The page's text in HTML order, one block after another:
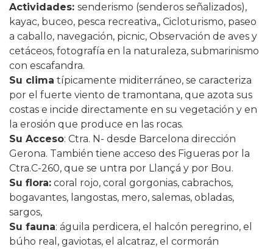
Actividades: senderismo (senderos señalizados),
kayac, buceo, pesca recreativa,, Cicloturismo, paseo
a caballo, navegación, picnic, Observación de aves y
cetáceos, fotografía en la naturaleza, submarinismo
con escafandra.
Su clima típicamente miditerráneo, se caracteriza
por el fuerte viento de tramontana, que azota sus
costas e incide directamente en su vegetación y en
la erosión que produce en las rocas.
Su Acceso: Ctra. N- desde Barcelona dirección
Gerona. También tiene acceso des Figueras por la
Ctra.C-260, que se untra por Llançá y por Bou.
Su flora: coral rojo, coral gorgonias, cabrachos,
bogavantes, langostas, mero, salemas, obladas,
sargos,
Su fauna: águila perdicera, el halcón peregrino, el
búho real, gaviotas, el alcatraz, el cormorán